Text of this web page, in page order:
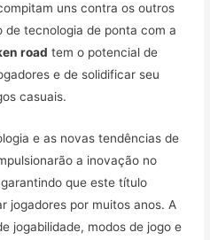
uns contra os outros
de tecnologia de ponta com a
road tem o potencial de
e de solidificar seu
casuais.
e as novas tendências de
a inovação no
que este título
jogadores por muitos anos. A
jogabilidade, modos de jogo e